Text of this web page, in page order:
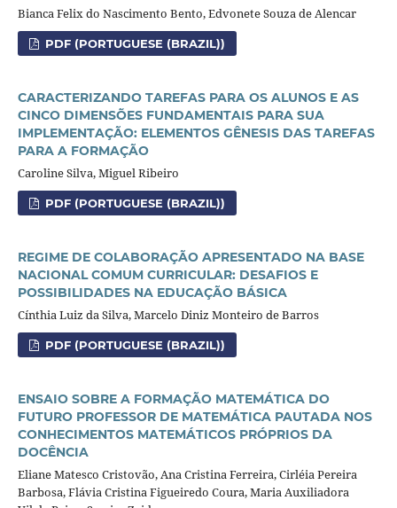
Bianca Felix do Nascimento Bento, Edvonete Souza de Alencar
PDF (PORTUGUESE (BRAZIL))
CARACTERIZANDO TAREFAS PARA OS ALUNOS E AS
CINCO DIMENSÕES FUNDAMENTAIS PARA SUA
IMPLEMENTAÇÃO: ELEMENTOS GÊNESIS DAS TAREFAS
PARA A FORMAÇÃO
Caroline Silva, Miguel Ribeiro
PDF (PORTUGUESE (BRAZIL))
REGIME DE COLABORAÇÃO APRESENTADO NA BASE
NACIONAL COMUM CURRICULAR: DESAFIOS E
POSSIBILIDADES NA EDUCAÇÃO BÁSICA
Cínthia Luiz da Silva, Marcelo Diniz Monteiro de Barros
PDF (PORTUGUESE (BRAZIL))
ENSAIO SOBRE A FORMAÇÃO MATEMÁTICA DO
FUTURO PROFESSOR DE MATEMÁTICA PAUTADA NOS
CONHECIMENTOS MATEMÁTICOS PRÓPRIOS DA
DOCÊNCIA
Eliane Matesco Cristovão, Ana Cristina Ferreira, Cirléia Pereira
Barbosa, Flávia Cristina Figueiredo Coura, Maria Auxiliadora